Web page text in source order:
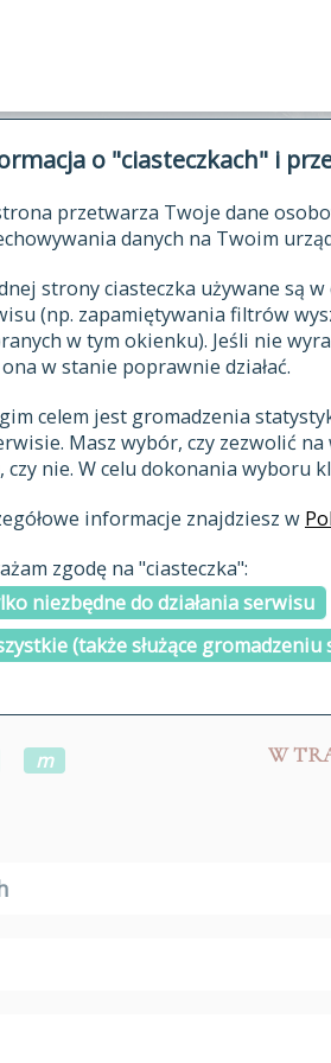
o "ciasteczkach" i
przetwarza Twoje dane
danych na Twoim
strony ciasteczka używane są
(np. zapamiętywania filtrów
w tym okienku). Jeśli nie
w stanie poprawnie działać.
celem jest gromadzenia
Masz wybór, czy zezwolić
czy nie. W celu dokonania
informacje znajdziesz w
zgodę na "ciasteczka":
niezbędne do działania serwisu
(także służące
SŁOWNIK
się od
w indeksie
F G H I J K L Ł M
m W